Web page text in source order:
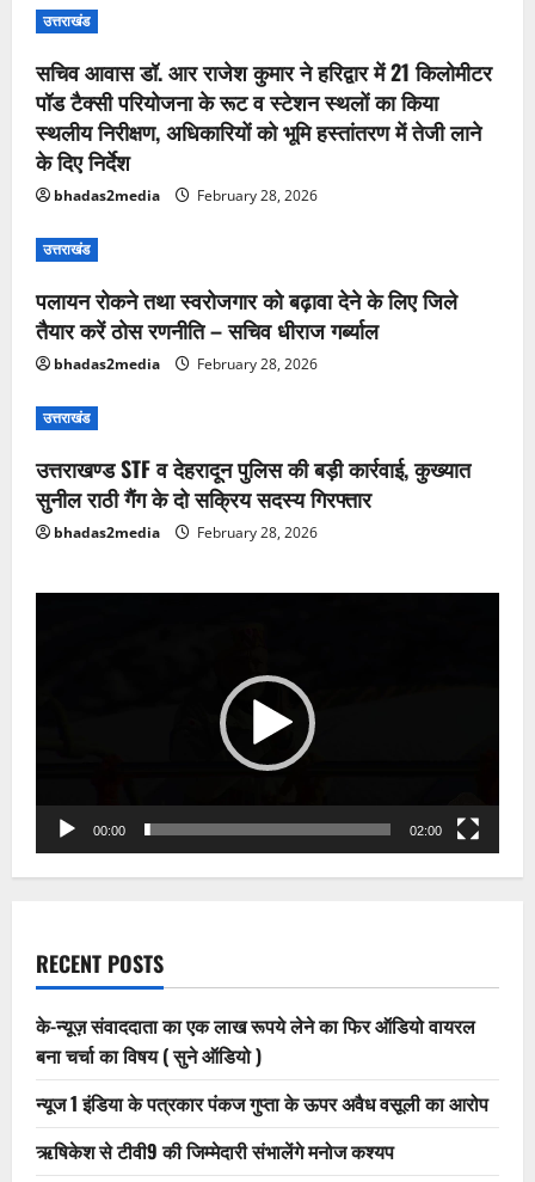
उत्तराखंड
सचिव आवास डॉ. आर राजेश कुमार ने हरिद्वार में 21 किलोमीटर
पॉड टैक्सी परियोजना के रूट व स्टेशन स्थलों का किया
स्थलीय निरीक्षण, अधिकारियों को भूमि हस्तांतरण में तेजी लाने
के दिए निर्देश
bhadas2media February 28, 2026
उत्तराखंड
पलायन रोकने तथा स्वरोजगार को बढ़ावा देने के लिए जिले
तैयार करें ठोस रणनीति – सचिव धीराज गर्ब्याल
bhadas2media February 28, 2026
उत्तराखंड
उत्तराखण्ड STF व देहरादून पुलिस की बड़ी कार्रवाई, कुख्यात
सुनील राठी गैंग के दो सक्रिय सदस्य गिरफ्तार
bhadas2media February 28, 2026
00:00 02:00
RECENT POSTS
के-न्यूज़ संवाददाता का एक लाख रूपये लेने का फिर ऑडियो वायरल
बना चर्चा का विषय ( सुने ऑडियो )
न्यूज 1 इंडिया के पत्रकार पंकज गुप्ता के ऊपर अवैध वसूली का आरोप
ऋषिकेश से टीवी9 की जिम्मेदारी संभालेंगे मनोज कश्यप